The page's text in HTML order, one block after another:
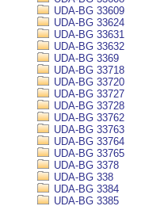
UDA-BG 33609
UDA-BG 33624
UDA-BG 33631
UDA-BG 33632
UDA-BG 3369
UDA-BG 33718
UDA-BG 33720
UDA-BG 33727
UDA-BG 33728
UDA-BG 33762
UDA-BG 33763
UDA-BG 33764
UDA-BG 33765
UDA-BG 3378
UDA-BG 338
UDA-BG 3384
UDA-BG 3385